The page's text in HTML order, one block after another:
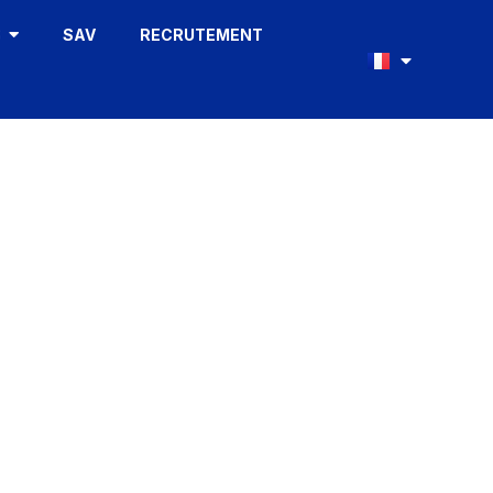
SAV RECRUTEMENT